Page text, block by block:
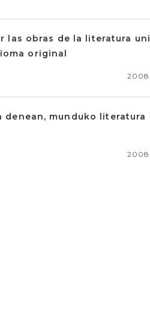
las obras de la literatura
original
munduko literatura